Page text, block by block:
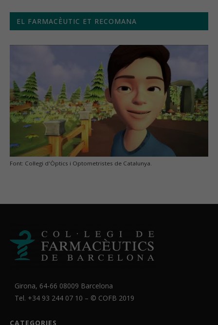
EL FARMACÈUTIC ET RECOMANA
Font: Col·legi d'Òptics i Optometristes de Catalunya.
Girona, 64-66 08009 Barcelona
Tel. +34 93 244 07 10 – © COFB 2019
CATEGORIES